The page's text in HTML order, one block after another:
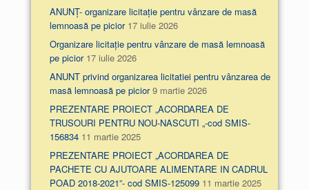
ANUNȚ- organizare licitație pentru vânzare de masă
lemnoasă pe picior 17 iulie 2026
Organizare licitație pentru vânzare de masă lemnoasă
pe picior 17 iulie 2026
ANUNT privind organizarea licitatiei pentru vânzarea de
masă lemnoasă pe picior 9 martie 2026
PREZENTARE PROIECT „ACORDAREA DE
TRUSOURI PENTRU NOU-NASCUTI „-cod SMIS-
156834 11 martie 2025
PREZENTARE PROIECT „ACORDAREA DE
PACHETE CU AJUTOARE ALIMENTARE IN CADRUL
POAD 2018-2021”- cod SMIS-125099 11 martie 2025